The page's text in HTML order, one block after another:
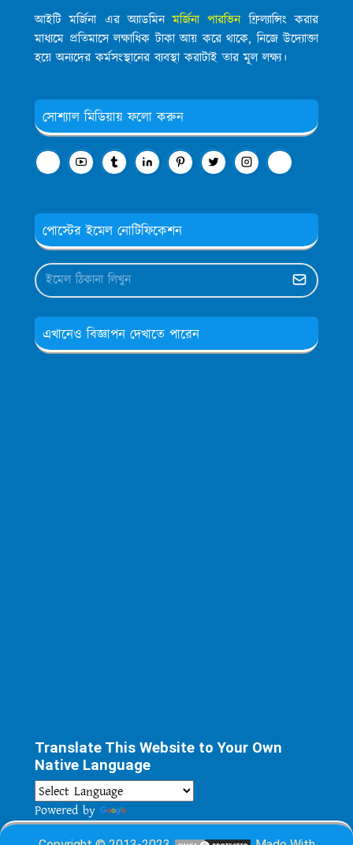
আইটি মর্জিনা এর অ্যাডমিনমর্জিনা পারভিনফ্রিল্যান্সিং করার
মাধ্যমে প্রতিমাসে লক্ষাধিক টাকা আয় করে থাকে, নিজে উদ্যোক্তা
হয়ে অন্যদের কর্মসংস্থানের ব্যবস্থা করাটাই তার মূল লক্ষ্য।
সোশ্যাল মিডিয়ায় ফলো করুন
পোস্টের ইমেল নোটিফিকেশন
এখানেও বিজ্ঞাপন দেখাতে পারেন
Translate This Website to Your Own
Native Language
Powered by